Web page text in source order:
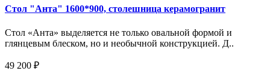
Стол "Анта" 1600*900, столешница керамогранит
Стол «Анта» выделяется не только овальной формой и
глянцевым блеском, но и необычной конструкцией. Д..
49 200 ₽